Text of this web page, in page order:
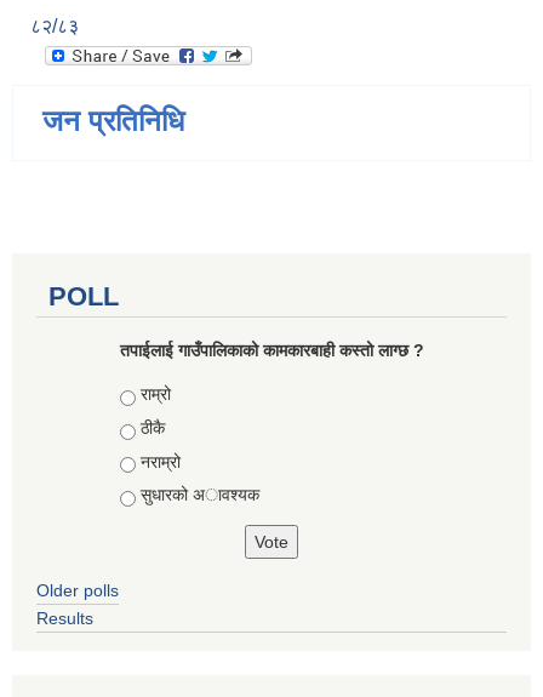
८२/८३
जन प्रतिनिधि
POLL
तपाईलाई गाउँपालिकाको कामकारबाही कस्तो लाग्छ ?
Choices
राम्रो
ठीकै
नराम्रो
सुधारको अावश्यक
Older polls
Results